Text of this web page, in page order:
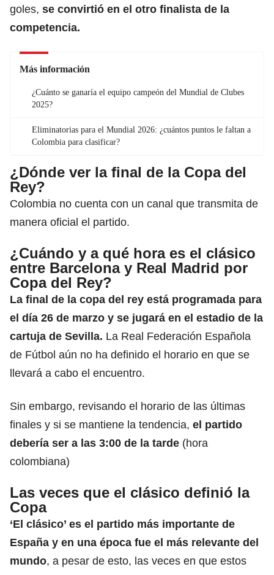
goles, se convirtió en el otro finalista de la
competencia.
Más información
¿Cuánto se ganaría el equipo campeón del Mundial de Clubes
2025?
Eliminatorias para el Mundial 2026: ¿cuántos puntos le faltan a
Colombia para clasificar?
¿Dónde ver la final de la Copa del
Rey?
Colombia no cuenta con un canal que transmita de
manera oficial el partido.
¿Cuándo y a qué hora es el clásico
entre Barcelona y Real Madrid por
Copa del Rey?
La final de la copa del rey está programada para
el día 26 de marzo y se jugará en el estadio de la
cartuja de Sevilla. La Real Federación Española
de Fútbol aún no ha definido el horario en que se
llevará a cabo el encuentro.
Sin embargo, revisando el horario de las últimas
finales y si se mantiene la tendencia, el partido
debería ser a las 3:00 de la tarde (hora
colombiana)
Las veces que el clásico definió la
Copa
‘El clásico’ es el partido más importante de
España y en una época fue el más relevante del
mundo, a pesar de esto, las veces en que estos